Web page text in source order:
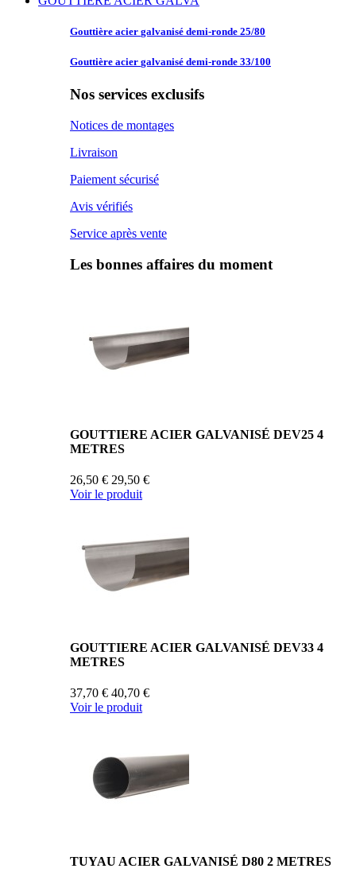
Gouttière acier galvanisé demi-ronde 25/80
Gouttière acier galvanisé demi-ronde 33/100
Nos services exclusifs
Notices de montages
Livraison
Paiement sécurisé
Avis vérifiés
Service après vente
Les bonnes affaires du moment
GOUTTIERE ACIER GALVANISÉ DEV25 4
METRES
26,50 € 29,50 €
Voir le produit
GOUTTIERE ACIER GALVANISÉ DEV33 4
METRES
37,70 € 40,70 €
Voir le produit
TUYAU ACIER GALVANISÉ D80 2 METRES